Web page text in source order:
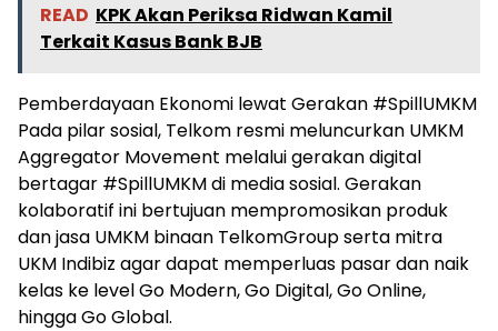
READ KPK Akan Periksa Ridwan Kamil
Terkait Kasus Bank BJB
Pemberdayaan Ekonomi lewat Gerakan #SpillUMKM
Pada pilar sosial, Telkom resmi meluncurkan UMKM
Aggregator Movement melalui gerakan digital
bertagar #SpillUMKM di media sosial. Gerakan
kolaboratif ini bertujuan mempromosikan produk
dan jasa UMKM binaan TelkomGroup serta mitra
UKM Indibiz agar dapat memperluas pasar dan naik
kelas ke level Go Modern, Go Digital, Go Online,
hingga Go Global.